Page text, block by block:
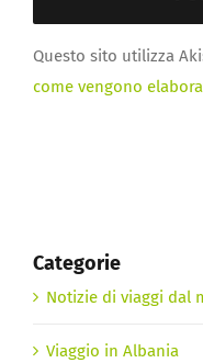
Questo sito utilizza
come vengono
Categorie
Notizie di viaggi dal
Viaggio in Albania